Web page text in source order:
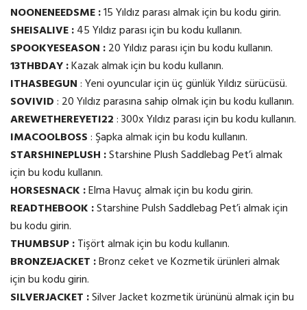
NOONENEEDSME :15 Yıldız parası almak için bu kodu girin.
SHEISALIVE :45 Yıldız parası için bu kodu kullanın.
SPOOKYESEASON :20 Yıldız parası için bu kodu kullanın.
13THBDAY :Kazak almak için bu kodu kullanın.
ITHASBEGUN: Yeni oyuncular için üç günlük Yıldız sürücüsü.
SOVIVID: 20 Yıldız parasına sahip olmak için bu kodu kullanın.
AREWETHEREYETI22: 300x Yıldız parası için bu kodu kullanın.
IMACOOLBOSS: Şapka almak için bu kodu kullanın.
STARSHINEPLUSH :Starshine Plush Saddlebag Pet’i almak
için bu kodu kullanın.
HORSESNACK :Elma Havuç almak için bu kodu girin.
READTHEBOOK :Starshine Pulsh Saddlebag Pet’i almak için
bu kodu girin.
THUMBSUP :Tişört almak için bu kodu kullanın.
BRONZEJACKET :Bronz ceket ve Kozmetik ürünleri almak
için bu kodu girin.
SILVERJACKET :Silver Jacket kozmetik ürününü almak için bu